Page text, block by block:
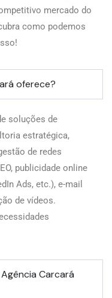
mercado do
como podemos
oferece?
soluções de
estratégica,
de redes
publicidade online
Ads, etc.), e-mail
de vídeos.
Carcará